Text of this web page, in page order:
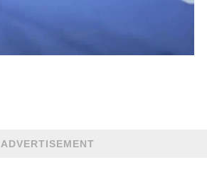
ADVERTISEMENT